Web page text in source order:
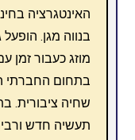
האינטגרציה
בנווה מגן.
מוזג כעבור זמן
בתחום החברתי
שחיה ציבורית.
תעשיה חדש